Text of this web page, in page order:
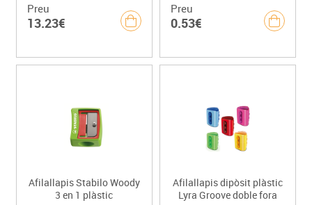
Preu
13.23€
Preu
0.53€
Afilallapis Stabilo Woody
3 en 1 plàstic
Afilallapis dipòsit plàstic
Lyra Groove doble fora